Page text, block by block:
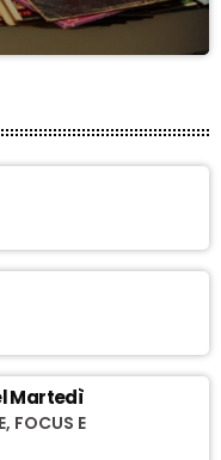
Martedì
FOCUS E